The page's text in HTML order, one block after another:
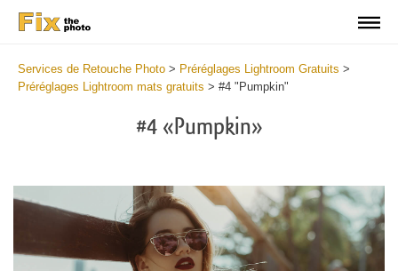
Services de Retouche Photo > Préréglages Lightroom Gratuits >
Préréglages Lightroom mats gratuits > #4 "Pumpkin"
#4 «Pumpkin»